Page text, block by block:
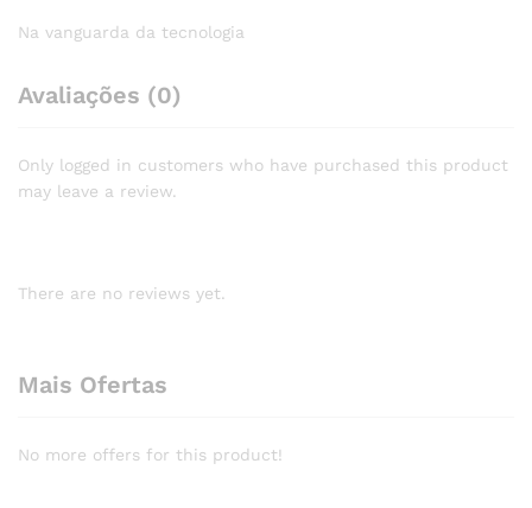
Na vanguarda da tecnologia
Avaliações (0)
Only logged in customers who have purchased this product
may leave a review.
There are no reviews yet.
Mais Ofertas
No more offers for this product!